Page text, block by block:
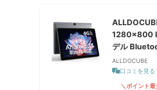
1280×800
デル
ALLDOCUBE
口コミを見る
＼ポイント最